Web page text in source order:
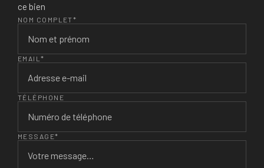
ce bien
NOM COMPLET*
EMAIL*
TÉLÉPHONE
MESSAGE*